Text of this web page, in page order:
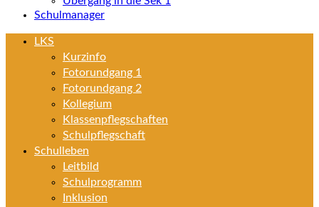
Schulmanager
LKS
Kurzinfo
Fotorundgang 1
Fotorundgang 2
Kollegium
Klassenpflegschaften
Schulpflegschaft
Schulleben
Leitbild
Schulprogramm
Inklusion